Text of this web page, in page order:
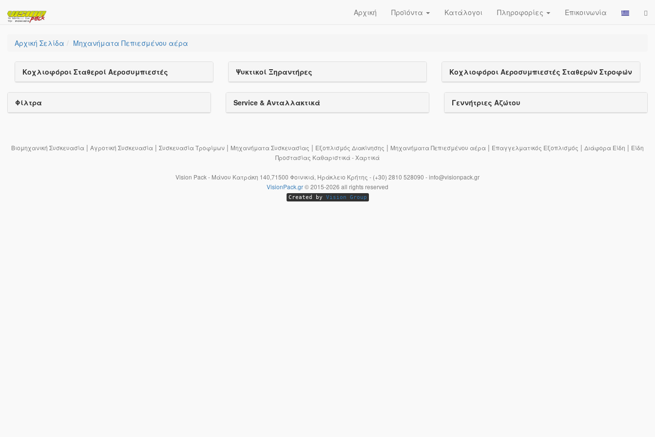
Αρχική Προϊόντα Κατάλογοι Πληροφορίες Επικοινωνία
Αρχική Σελίδα Μηχανήματα Πεπιεσμένου αέρα
Κοχλιοφόροι Σταθεροί Αεροσυμπιεστές Ψυκτικοί Ξηραντήρες Κοχλιοφόροι Αεροσυμπιεστές Σταθερών Στροφών
Φίλτρα Service & Ανταλλακτικά Γεννήτριες Αζώτου
Βιομηχανική Συσκευασία | Αγροτική Συσκευασία | Συσκευασία Τροφίμων | Μηχανήματα Συσκευασίας | Εξοπλισμός Διακίνησης | Μηχανήματα Πεπιεσμένου αέρα | Επαγγελματικός Εξοπλισμός | Διάφορα Είδη | Είδη
Προστασίας Καθαριστικά - Χαρτικά
Vision Pack - Μάνου Κατράκη 140,71500 Φοινικιά, Ηράκλειο Κρήτης - (+30) 2810 528090 - info@visionpack.gr
VisionPack.gr©2015-2026 all rights reserved
Created by Vision Group